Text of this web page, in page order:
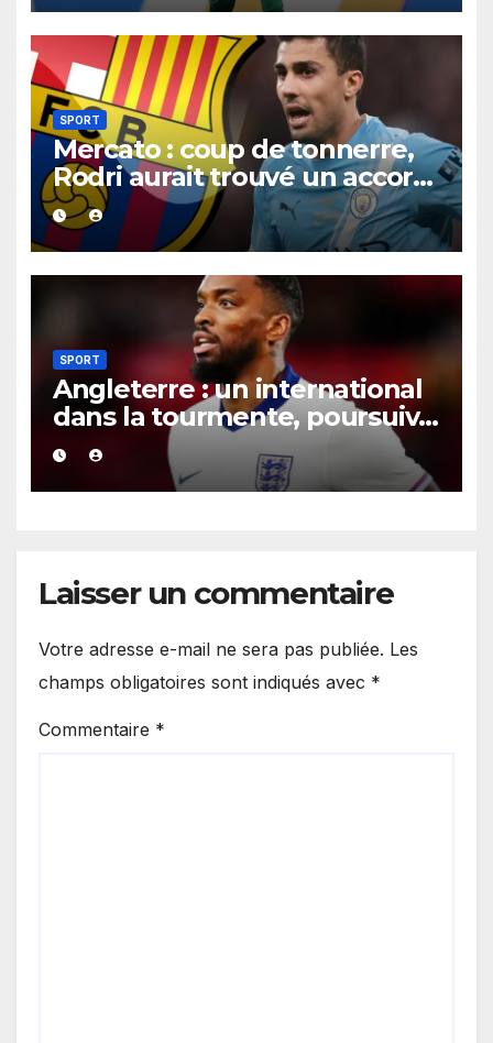
SPORT
Mercato : coup de tonnerre,
Rodri aurait trouvé un accord
XXL avec le Barça pour un
contrat jusqu’en 2030.
SPORT
Angleterre : un international
dans la tourmente, poursuivi
après une présumée
agression survenue en boîte
de nuit.
Laisser un commentaire
Votre adresse e-mail ne sera pas publiée. Les
champs obligatoires sont indiqués avec *
Commentaire *